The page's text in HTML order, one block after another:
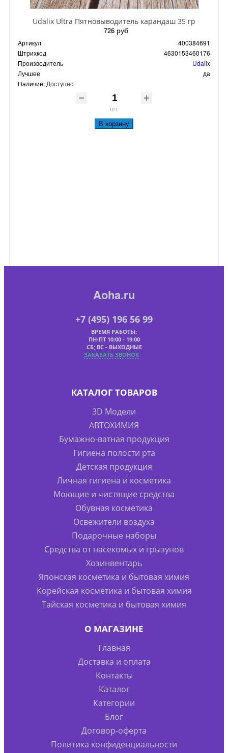
Udalix Ultra Пятновыводитель карандаш 35 гр
726 руб
Артикул
400384691
Штрихкод
4630153460176
Производитель
Udalix
Лучшее
да
Наличие: Доступно
шт
В корзину
Aoha.ru
+7 (495) 196 56 99
ВРЕМЯ РАБОТЫ:
ПН-ПТ 10:00 - 19:00
СБ; ВС - ВЫХОДНЫЕ
ЗАКАЗАТЬ ЗВОНОК
КАТАЛОГ ТОВАРОВ
3D Модели
АВТОХИМИЯ
Бумажно-ватная продукция
Гигиена полости рта
Детская продукция
Личная гигиена и косметика
Моющие и чистящие средства
Обувная косметика
Освежители воздуха
Подарочные наборы
Средства от насекомых и грызунов
Хозинвентарь
Японская косметика и бытовая химия
Корейская косметика и бытовая химия
Тайская косметика и бытовая химия
О МАГАЗИНЕ
Главная
Доставка и оплата
Контакты
Каталог
Категории
Блог
Договор-оферта
Политика конфиденциальности